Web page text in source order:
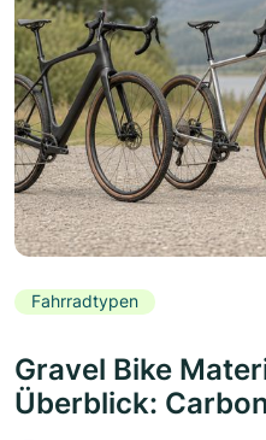
Fahrradtypen
Gravel Bike
Überblick: